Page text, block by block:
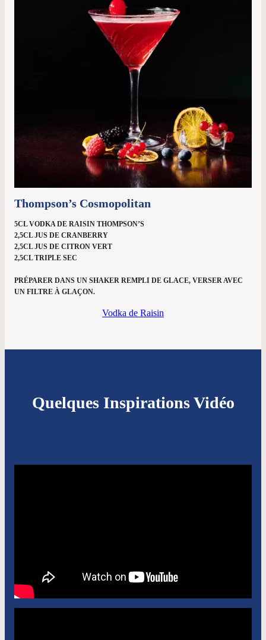
Thompson’s Cosmopolitan
5CL VODKA DE RAISIN THOMPSON’S
2,5CL JUS DE CRANBERRY
2,5CL JUS DE CITRON VERT
2,5CL TRIPLE SEC
PRÉPARER DANS UN SHAKER REMPLI DE GLACE, VERSER AVEC
UN FILTRE À GLAÇON.
Vodka de Raisin
Quelques Inspirations Vidéo